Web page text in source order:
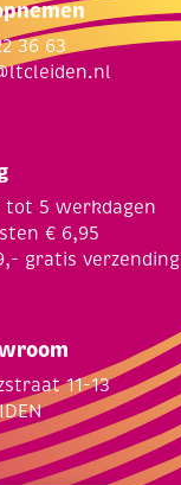
36 63
tot 5 werkdagen
€ 6,95
gratis verzending
11-13